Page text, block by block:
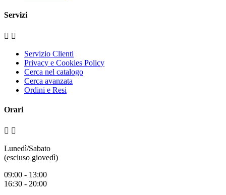
Servizi
 
Servizio Clienti
Privacy e Cookies Policy
Cerca nel catalogo
Cerca avanzata
Ordini e Resi
Orari
 
Lunedì/Sabato
(escluso giovedì)
09:00 - 13:00
16:30 - 20:00